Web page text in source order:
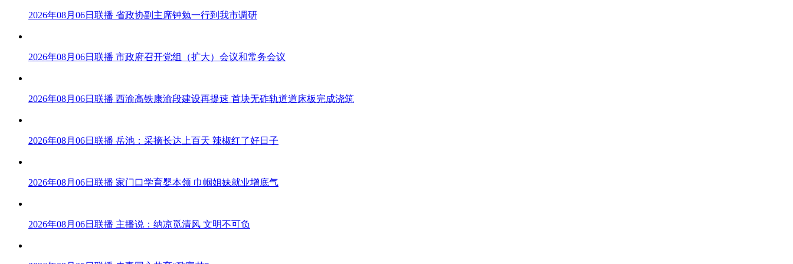
2026年08月06日联播 省政协副主席钟勉一行到我市调研
2026年08月06日联播 市政府召开党组（扩大）会议和常务会议
2026年08月06日联播 西渝高铁康渝段建设再提速 首块无砟轨道道床板完成浇筑
2026年08月06日联播 岳池：采摘长达上百天 辣椒红了好日子
2026年08月06日联播 家门口学育婴本领 巾帼姐妹就业增底气
2026年08月06日联播 主播说：纳凉觅清风 文明不可负